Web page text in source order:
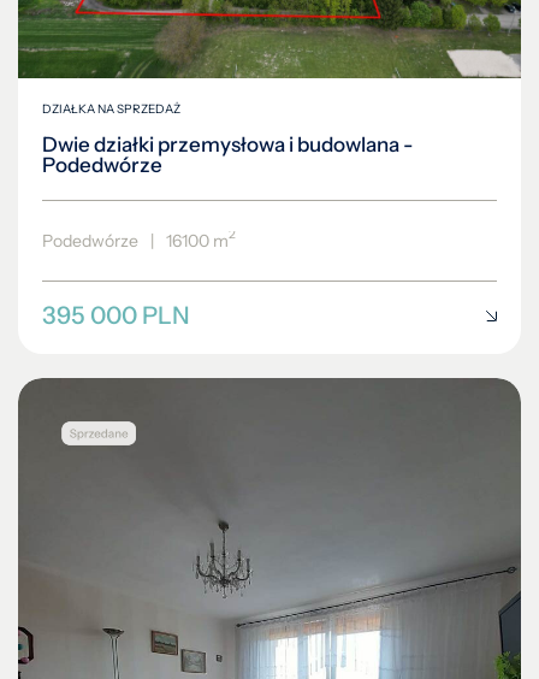
DZIAŁKA NA SPRZEDAŻ
Dwie działki przemysłowa i budowlana -
Podedwórze
Podedwórze | 16100 m2
395 000 PLN